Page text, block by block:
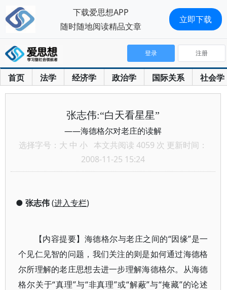
首页 法学 经济学 政治学 国际关系 社会学
登录 注册
张志伟:“白天看星星”
——海德格尔对老庄的读解
选择字号： 大 中 小 本文共阅读 4059 次 更新时间：
2008-11-25 15:24
● 张志伟(进入专栏)
【内容提要】海德格尔与老庄之间的“因缘”是一
个见仁见智的问题，我们关注的则是如何通过海德格
尔所理解的老庄思想去进一步理解海德格尔。从海德
格尔关于“真理”与“非真理”或“解蔽”与“掩藏”的论述
下载爱思想APP
随时随地阅读精品文章
立即下载